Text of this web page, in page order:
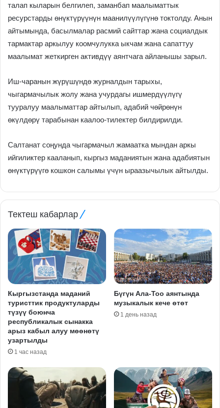
талап кыларын белгилеп, заманбап маалыматтык
ресурстарды өнүктүрүүнүн маанилүүлүгүнө токтолду. Анын
айтымында, басылмалар расмий сайттар жана социалдык
тармактар аркылуу коомчулукка ыкчам жана сапаттуу
маалымат жеткирген активдүү аянтчага айланышы зарыл.
Иш-чаранын жүрүшүндө журналдын тарыхы,
чыгармачылык жолу жана учурдагы ишмердүүлүгү
тууралуу маалыматтар айтылып, адабий чөйрөнүн
өкүлдөрү тарабынан каалоо-тилектер билдирилди.
Салтанат соңунда чыгармачыл жамаатка мындан аркы
ийгиликтер кааланып, кыргыз маданиятын жана адабиятын
өнүктүрүүгө кошкон салымы үчүн ыраазычылык айтылды.
Тектеш кабарлар
Кыргызстанда маданий
туристтик продуктуларды
түзүү боюнча
республикалык сынакка
арыз кабыл алуу мөөнөтү
узартылды
1 час назад
Бүгүн Ала-Тоо аянтында
музыкалык кече өтөт
1 день назад